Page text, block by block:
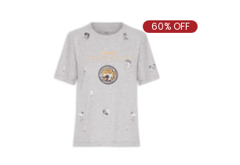
60% OFF